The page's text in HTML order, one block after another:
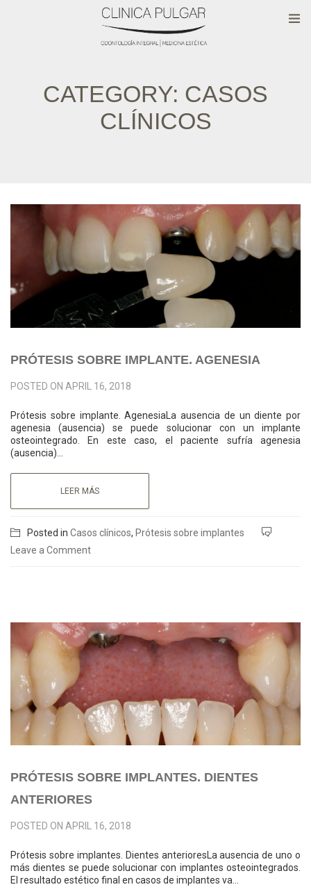
CATEGORY: CASOS
CLÍNICOS
PRÓTESIS SOBRE IMPLANTE. AGENESIA
POSTED ON APRIL 16, 2018
Prótesis sobre implante. AgenesiaLa ausencia de un diente por
agenesia (ausencia) se puede solucionar con un implante
osteointegrado. En este caso, el paciente sufría agenesia
(ausencia)…
LEER MÁS
Posted in Casos clínicos, Prótesis sobre implantes
Leave a Comment
PRÓTESIS SOBRE IMPLANTES. DIENTES
ANTERIORES
POSTED ON APRIL 16, 2018
Prótesis sobre implantes. Dientes anterioresLa ausencia de uno o
más dientes se puede solucionar con implantes osteointegrados.
El resultado estético final en casos de implantes va…